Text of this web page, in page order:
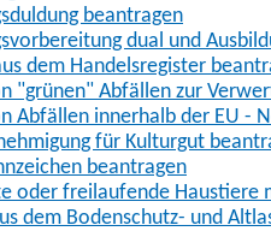
beantragen
dual und
dem Handelsregister
"grünen" Abfällen zur
Abfällen innerhalb der EU -
für Kulturgut
beantragen
oder freilaufende Haustiere
dem Bodenschutz- und